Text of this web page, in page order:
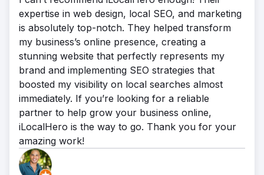
expertise in web design, local SEO, and marketing
is absolutely top-notch. They helped transform
my business’s online presence, creating a
stunning website that perfectly represents my
brand and implementing SEO strategies that
boosted my visibility on local searches almost
immediately. If you’re looking for a reliable
partner to help grow your business online,
iLocalHero is the way to go. Thank you for your
amazing work!